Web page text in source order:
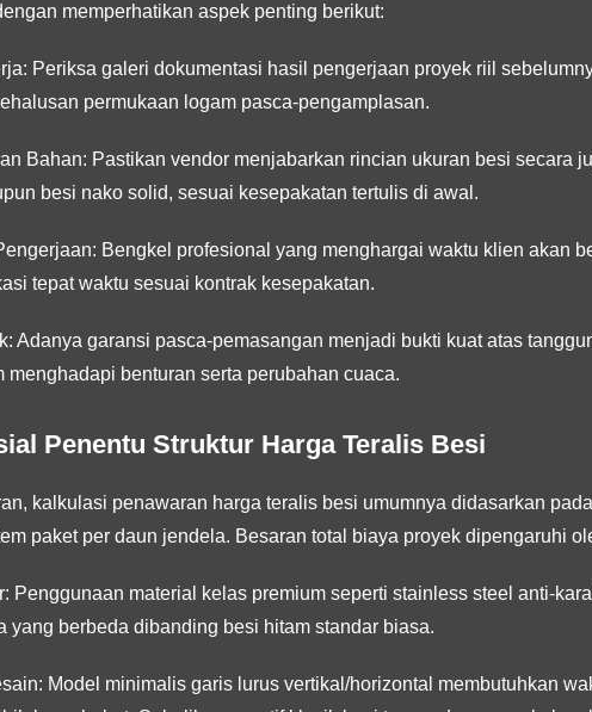
memperhatikan aspek penting berikut:
Periksa galeri dokumentasi hasil pengerjaan proyek riil
permukaan logam pasca-pengamplasan.
Bahan: Pastikan vendor menjabarkan rincian ukuran besi secara
besi nako solid, sesuai kesepakatan tertulis di awal.
Bengkel profesional yang menghargai waktu klien akan
tepat waktu sesuai kontrak kesepakatan.
Adanya garansi pasca-pemasangan menjadi bukti kuat atas
menghadapi benturan serta perubahan cuaca.
Penentu Struktur Harga Teralis Besi
kalkulasi penawaran harga teralis besi umumnya didasarkan
paket per daun jendela. Besaran total biaya proyek dipengaruhi
Penggunaan material kelas premium seperti stainless steel anti-
yang berbeda dibanding besi hitam standar biasa.
Model minimalis garis lurus vertikal/horizontal membutuhkan